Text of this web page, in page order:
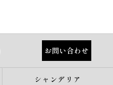
お問い合わせ
シャンデリア